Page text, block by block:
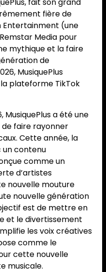
fière de
Entertainment (une
Media pour
mythique et la faire
de
MusiquePlus
plateforme TikTok
MusiquePlus a été une
faire rayonner
Cette année, la
un contenu
comme un
d’artistes
nouvelle mouture
nouvelle génération
est de mettre en
et le divertissement
les voix créatives
comme le
cette nouvelle
musicale.